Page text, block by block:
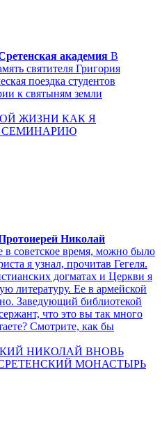
академия В
святителя Григория
поездка студентов
к святыням земли
ЖИЗНИ КАК Я
СЕМИНАРИЮ
Николай
в советское время, можно было
я узнал, прочитав Гегеля.
догматах и Церкви я
литературу. Ее в армейской
Заведующий библиотекой
что это вы так много
Смотрите, как бы
НИКОЛАЙ ВНОВЬ
МОНАСТЫРЬ